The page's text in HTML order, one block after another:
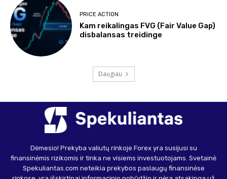
PRICE ACTION
Kam reikalingas FVG (Fair Value Gap)
disbalansas treidinge
Daugiau
Dėmesio! Prekyba valiutų rinkoje Forex yra susijusi su
finansinėmis rizikomis ir tinka ne visiems investuotojams. Svetainė
Spekuliantas.com neteikia prekybos paslaugų finansinėse